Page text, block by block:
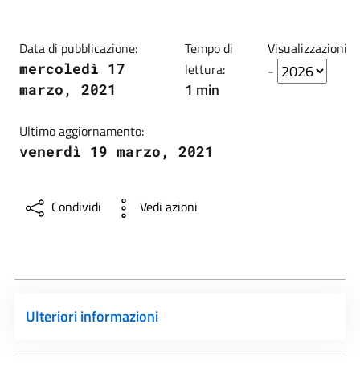
Data di pubblicazione:
mercoledì 17
marzo, 2021
Tempo di
lettura:
1 min
Visualizzazioni
-
Ultimo aggiornamento:
venerdì 19 marzo, 2021
Condividi Vedi azioni
Ulteriori informazioni